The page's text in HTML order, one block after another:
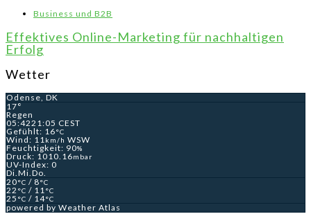
Business und B2B
Effektives Online-Marketing für nachhaltigen
Erfolg
Wetter
Odense, DK
17°
Regen
05:4221:05 CEST
Gefühlt: 16°C
Wind: 11km/h WSW
Feuchtigkeit: 90%
Druck: 1010.16mbar
UV-Index: 0
Di.Mi.Do.
20°C / 8°C
22 °C / 11°C
25 °C / 14°C
powered by Weather Atlas